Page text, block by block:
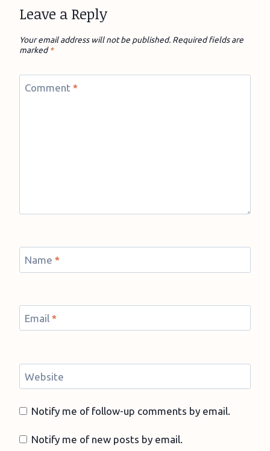
Leave a Reply
Your email address will not be published. Required fields are
marked*
Comment *
Name *
Email *
Website
Notify me of follow-up comments by email.
Notify me of new posts by email.